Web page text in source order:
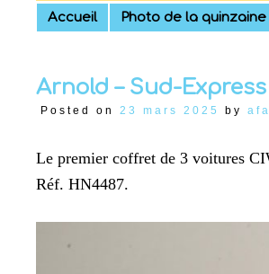
Skip
to
Accueil Photo de la quinzaine
Arnold – Sud-Express
Posted on 23 mars 2025 by
Le premier coffret de 3 voitures
Réf. HN4487.